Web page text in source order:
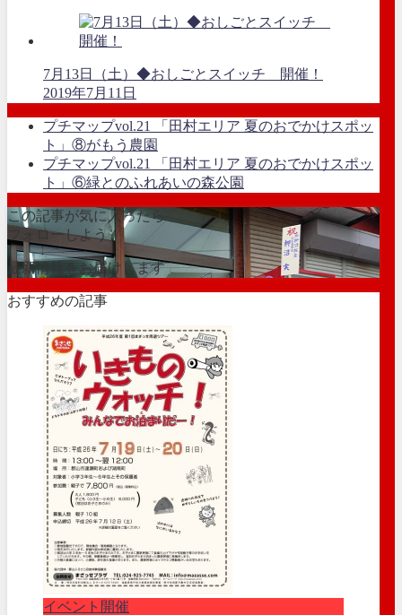
7月13日（土）◆おしごとスイッチ 開催！
2019年7月11日
プチマップvol.21 「田村エリア 夏のおでかけスポッ
ト」⑧がもう農園
プチマップvol.21 「田村エリア 夏のおでかけスポッ
ト」⑥緑とのふれあいの森公園
この記事が気に入ったら
フォローしよう
最新情報をお届けします
おすすめの記事
イベント開催